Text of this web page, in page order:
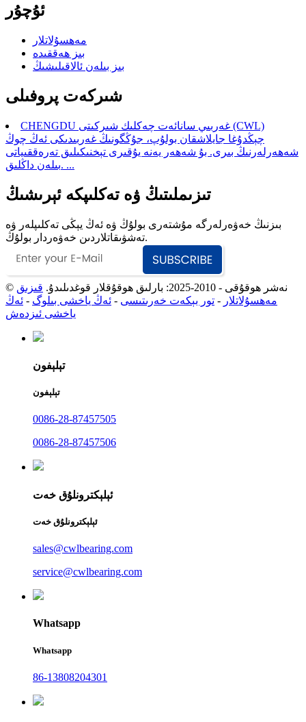
ئۇچۇر
مەھسۇلاتلار
بىز ھەققىدە
بىز بىلەن ئالاقىلىشىڭ
شىركەت پروفىلى
CHENGDU غەربىي سانائەت چەكلىك شىركىتى (CWL)
چېڭدۇغا جايلاشقان بولۇپ، جۇڭگونىڭ غەربىدىكى ئەڭ چوڭ
شەھەرلەرنىڭ بىرى. بۇ شەھەر يەنە يۇقىرى تېخنىكىلىق تەرەققىياتى
بىلەن داڭلىق. ...
تىزىملىتىڭ ۋە تەكلىپكە ئېرىشىڭ
بىزنىڭ خەۋەرلەرگە مۇشتەرى بولۇڭ ۋە ئەڭ يېڭى تەكلىپلەر ۋە
تەشۋىقاتلاردىن خەۋەردار بولۇڭ.
© نەشر ھوقۇقى - 2010-2025: بارلىق ھوقۇقلار قوغدىلىدۇ.
قىزىق
مەھسۇلاتلار - تور بېكەت خەرىتىسى - ئەڭ ياخشى بىلوگ - ئەڭ
ياخشى ئىزدەش
تېلېفون
تېلېفون
0086-28-87457505
0086-28-87457506
ئېلېكترونلۇق خەت
ئېلېكترونلۇق خەت
sales@cwlbearing.com
service@cwlbearing.com
Whatsapp
Whatsapp
86-13808204301